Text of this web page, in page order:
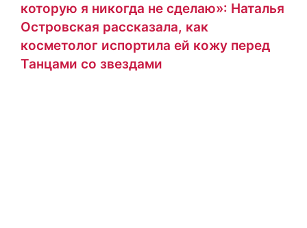
которую я никогда не сделаю»: Наталья
Островская рассказала, как
косметолог испортила ей кожу перед
Танцами со звездами